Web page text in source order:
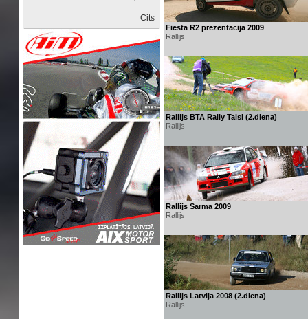
Cits
Fiesta R2 prezentācija 2009
Rallijs
Rallijs BTA Rally Talsi (2.diena)
Rallijs
Rallijs Sarma 2009
Rallijs
Rallijs Latvija 2008 (2.diena)
Rallijs